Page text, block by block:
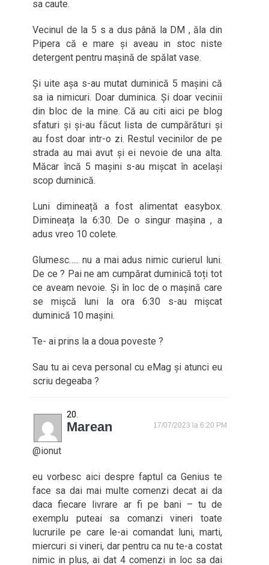
sa caute.
Vecinul de la 5 s a dus până la DM , ăla din
Pipera că e mare și aveau in stoc niste
detergent pentru mașină de spălat vase.
Și uite așa s-au mutat duminică 5 mașini că
sa ia nimicuri. Doar duminica. Și doar vecinii
din bloc de la mine. Că au citi aici pe blog
sfaturi și și-au făcut lista de cumpărături și
au fost doar intr-o zi. Restul vecinilor de pe
strada au mai avut și ei nevoie de una alta.
Măcar încă 5 mașini s-au mișcat în același
scop duminică.
Luni dimineață a fost alimentat easybox.
Dimineața la 6:30. De o singur mașina , a
adus vreo 10 colete.
Glumesc….. nu a mai adus nimic curierul luni.
De ce ? Pai ne am cumpărat duminică toți tot
ce aveam nevoie. Și în loc de o mașină care
se mișcă luni la ora 6:30 s-au mișcat
duminică 10 mașini.
Te- ai prins la a doua poveste ?
Sau tu ai ceva personal cu eMag și atunci eu
scriu degeaba ?
Marean 17/07/2023 la 6:20 PM
@ionut
eu vorbesc aici despre faptul ca Genius te
face sa dai mai multe comenzi decat ai da
daca fiecare livrare ar fi pe bani – tu de
exemplu puteai sa comanzi vineri toate
lucrurile pe care le-ai comandat luni, marti,
miercuri si vineri, dar pentru ca nu te-a costat
nimic in plus, ai dat 4 comenzi in loc sa dai